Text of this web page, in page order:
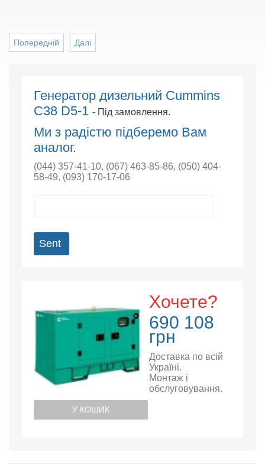
Далі
Попередній
Генератор дизельний Cummins
C38 D5-1 - Під замовлення.
Ми з радістю підберемо Вам
аналог.
(044) 357-41-10, (067) 463-85-86, (050) 404-
58-49, (093) 170-17-06
Sent
Хочете?
690 108
грн
Доставка по всій
Україні.
Монтаж і
обслуговування.
У КОШИК